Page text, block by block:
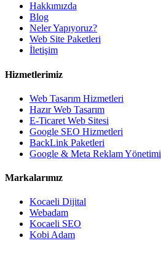
Hakkımızda
Blog
Neler Yapıyoruz?
Web Site Paketleri
İletişim
Hizmetlerimiz
Web Tasarım Hizmetleri
Hazır Web Tasarım
E-Ticaret Web Sitesi
Google SEO Hizmetleri
BackLink Paketleri
Google & Meta Reklam Yönetimi
Markalarımız
Kocaeli Dijital
Webadam
Kocaeli SEO
Kobi Adam